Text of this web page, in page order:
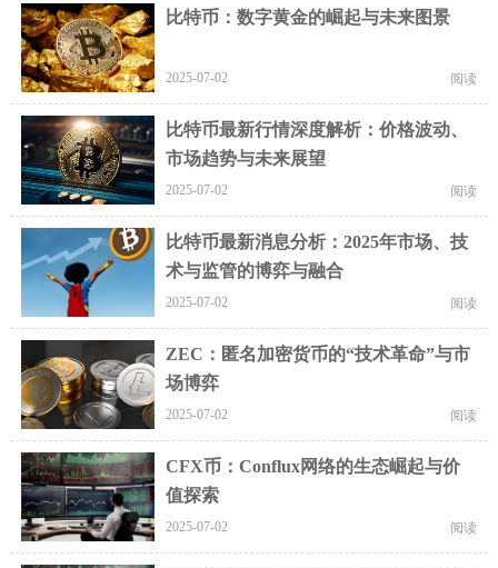
比特币：数字黄金的崛起与未来图景
2025-07-02 阅读
比特币最新行情深度解析：价格波动、
市场趋势与未来展望
2025-07-02 阅读
比特币最新消息分析：2025年市场、技
术与监管的博弈与融合
2025-07-02 阅读
ZEC：匿名加密货币的“技术革命”与市
场博弈
2025-07-02 阅读
CFX币：Conflux网络的生态崛起与价
值探索
2025-07-02 阅读